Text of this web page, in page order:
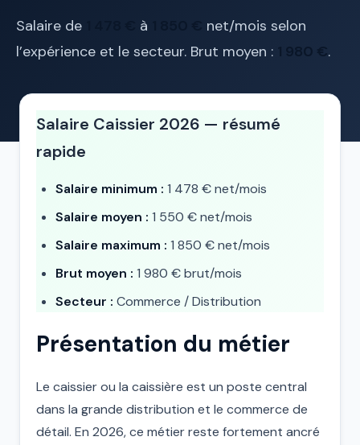
Salaire de à
net/mois selon
l’expérience et le secteur. Brut moyen :
.
Salaire Caissier 2026 — résumé
rapide
Salaire minimum : 1 478 € net/mois
Salaire moyen : 1 550 € net/mois
Salaire maximum : 1 850 € net/mois
Brut moyen : 1 980 € brut/mois
Secteur : Commerce / Distribution
Présentation du métier
Le caissier ou la caissière est un poste central
dans la grande distribution et le commerce de
détail. En 2026, ce métier reste fortement ancré